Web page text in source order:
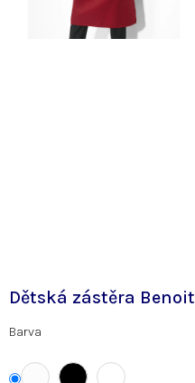
Dětská zástěra Benoit
Barva